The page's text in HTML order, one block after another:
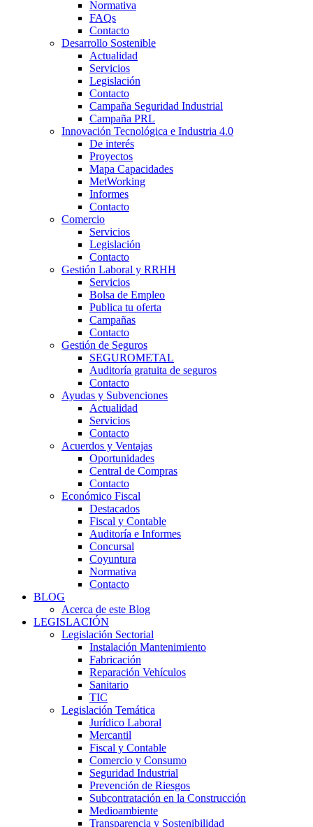
Normativa
FAQs
Contacto
Desarrollo Sostenible
Actualidad
Servicios
Legislación
Contacto
Campaña Seguridad Industrial
Campaña PRL
Innovación Tecnológica e Industria 4.0
De interés
Proyectos
Mapa Capacidades
MetWorking
Informes
Contacto
Comercio
Servicios
Legislación
Contacto
Gestión Laboral y RRHH
Servicios
Bolsa de Empleo
Publica tu oferta
Campañas
Contacto
Gestión de Seguros
SEGUROMETAL
Auditoría gratuita de seguros
Contacto
Ayudas y Subvenciones
Actualidad
Servicios
Contacto
Acuerdos y Ventajas
Oportunidades
Central de Compras
Contacto
Económico Fiscal
Destacados
Fiscal y Contable
Auditoría e Informes
Concursal
Coyuntura
Normativa
Contacto
BLOG
Acerca de este Blog
LEGISLACIÓN
Legislación Sectorial
Instalación Mantenimiento
Fabricación
Reparación Vehículos
Sanitario
TIC
Legislación Temática
Jurídico Laboral
Mercantil
Fiscal y Contable
Comercio y Consumo
Seguridad Industrial
Prevención de Riesgos
Subcontratación en la Construcción
Medioambiente
Transparencia y Sostenibilidad